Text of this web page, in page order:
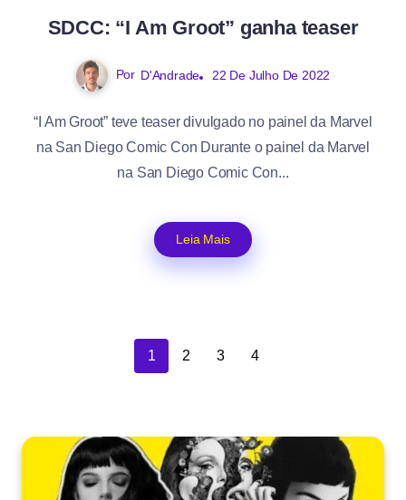
SDCC: “I Am Groot” ganha teaser
Por D'Andrade 22 De Julho De 2022
“I Am Groot” teve teaser divulgado no painel da Marvel
na San Diego Comic Con Durante o painel da Marvel
na San Diego Comic Con...
Leia Mais
1 2 3 4